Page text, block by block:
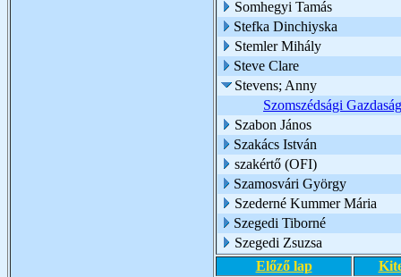
Somhegyi Tamás
Stefka Dinchiyska
Stemler Mihály
Steve Clare
Stevens; Anny
Szomszédsági
Szabon János
Szakács István
szakértő (OFI)
Szamosvári György
Szederné Kummer Mária
Szegedi Tiborné
Szegedi Zsuzsa
Előző lap